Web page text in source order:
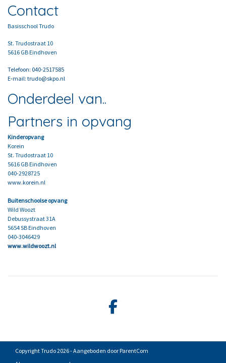
Contact
Basisschool Trudo
St. Trudostraat 10
5616 GB Eindhoven
Telefoon: 040-2517585
E-mail: trudo@skpo.nl
Onderdeel van..
Partners in opvang
Kinderopvang
Korein
St. Trudostraat 10
5616 GB Eindhoven
040-2928725
www.korein.nl
Buitenschoolse opvang
Wild Woozt
Debussystraat 31A
5654 SB Eindhoven
040-3046429
www.wildwoozt.nl
Copyright Trudo 2026 - Aangeboden doorParentCom